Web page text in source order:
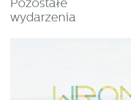
Pozostałe
wydarzenia